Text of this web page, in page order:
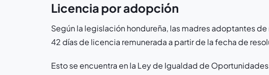
Licencia por adopción
Según la legislación hondureña, las madres adoptantes
42 días de licencia remunerada a partir de la fecha de
Esto se encuentra en la Ley de Igualdad de